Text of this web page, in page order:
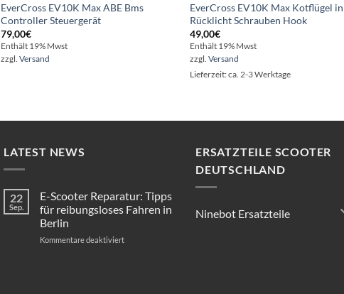
EverCross EV10K Max ABE Bms
Controller Steuergerät
79,00€
Enthält 19% Mwst
zzgl.Versand
EverCross EV10K Max Kotflügel
Rücklicht Schrauben Hook
49,00€
Enthält 19% Mwst
zzgl.Versand
Lieferzeit: ca. 2-3 Werktage
LATEST NEWS
22
Sep.
E-Scooter Reparatur: Tipps
für reibungsloses Fahren in
Berlin
Kommentare deaktiviertfür
ERSATZTEILE SCOOTER
DEUTSCHLAND
Ninebot Ersatzteile